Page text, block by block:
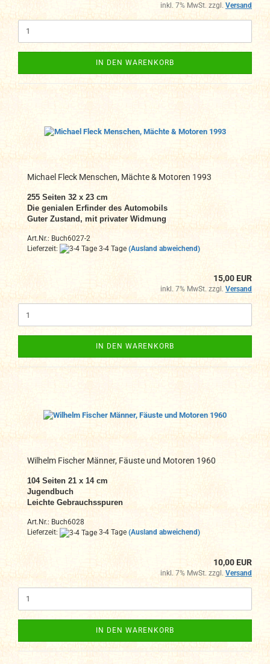
inkl. 7% MwSt. zzgl. Versand
IN DEN WARENKORB
Michael Fleck Menschen, Mächte & Motoren 1993
255 Seiten 32 x 23 cm
Die genialen Erfinder des Automobils
Guter Zustand, mit privater Widmung
Art.Nr.: Buch6027-2
Lieferzeit:
3-4 Tage (Ausland abweichend)
15,00 EUR
inkl. 7% MwSt. zzgl. Versand
IN DEN WARENKORB
Wilhelm Fischer Männer, Fäuste und Motoren 1960
104 Seiten 21 x 14 cm
Jugendbuch
Leichte Gebrauchsspuren
Art.Nr.: Buch6028
Lieferzeit:
3-4 Tage (Ausland abweichend)
10,00 EUR
inkl. 7% MwSt. zzgl. Versand
IN DEN WARENKORB